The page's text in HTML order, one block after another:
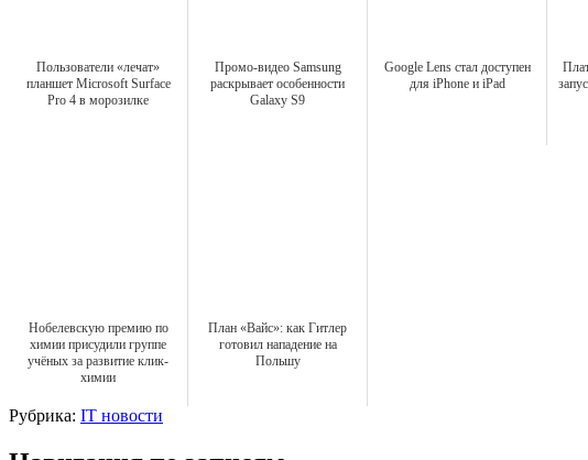
Пользователи «лечат»
планшет Microsoft Surface
Pro 4 в морозилке
Промо-видео Samsung
раскрывает особенности
Galaxy S9
Google Lens стал доступен
для iPhone и iPad
Нобелевскую премию по
химии присудили группе
учёных за развитие клик-
химии
План «Вайс»: как Гитлер
готовил нападение на
Польшу
Рубрика: IT новости